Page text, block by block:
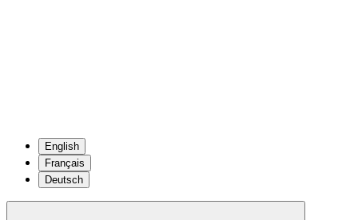
English
Français
Deutsch